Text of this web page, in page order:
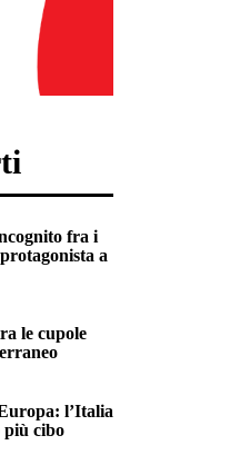
fra i
a
le cupole
l’Italia
più cibo